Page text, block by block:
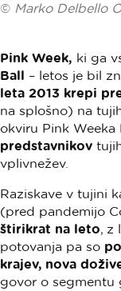
© Marko Delbello
Pink Week, ki ga
Ball – letos je bil
leta 2013 krepi
na splošno) na
okviru Pink
predstavnikov
vplivnežev.
Raziskave v tujini
(pred pandemijo
štirikrat na leto, z
potovanja pa so
krajev, nova
govor o segmentu